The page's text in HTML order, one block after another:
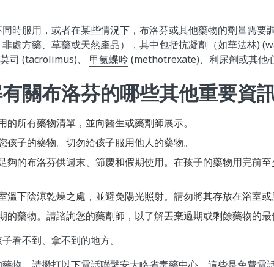
時服用，或者在某些情況下，布洛芬或其他藥物的劑量需要
處方藥、草藥或天然產品），其中包括抗凝劑（如華法林)
司 (tacrolimus)、 甲氨蝶呤 (methotrexate)、利尿劑或其他
關布洛芬的哪些其他重要資
的所有藥物清單，並向醫生或藥劑師展示。
孩子的藥物。切勿給孩子服用他人的藥物。
夠的布洛芬供週末、節慶和假期使用。在孩子的藥物用完前
溫下陰涼乾燥之處，並避免陽光照射。請勿將其存放在浴室
的藥物。請諮詢您的藥劑師，以了解丟棄過期或剩餘藥物的
看不到、拿不到的地方。
物，請撥打以下電話聯繫安大略省毒藥中心。這些是免費電